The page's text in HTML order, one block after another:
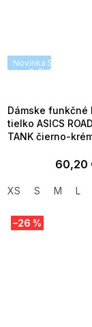
Novinka SUMMER
Dámske funkčné
tielko ASICS
TANK čierno-
60,20
XS S M L
–26 %